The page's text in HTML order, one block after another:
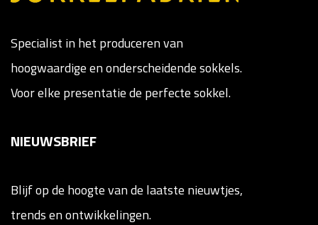
Specialist in het produceren van
hoogwaardige en onderscheidende sokkels.
Voor elke presentatie de perfecte sokkel.
NIEUWSBRIEF
Blijf op de hoogte van de laatste nieuwtjes,
trends en ontwikkelingen.